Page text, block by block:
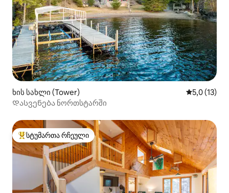
ხის სახლი (Tower) საშუალო
5,0 (13)
Დასვენება ნორთსტარში
სტუმართა რჩეული მოწინავე ვარიანტი
სტუმართა რჩეული